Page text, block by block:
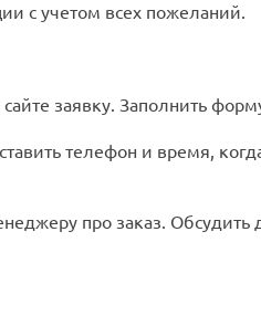
с учетом всех пожеланий.
заявку. Заполнить
телефон и время,
про заказ.